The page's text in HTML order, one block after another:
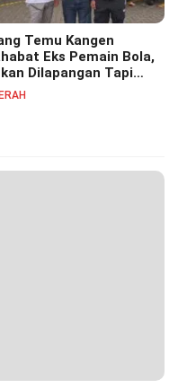
Temu Kangen
Eks Pemain Bola,
Dilapangan Tapi